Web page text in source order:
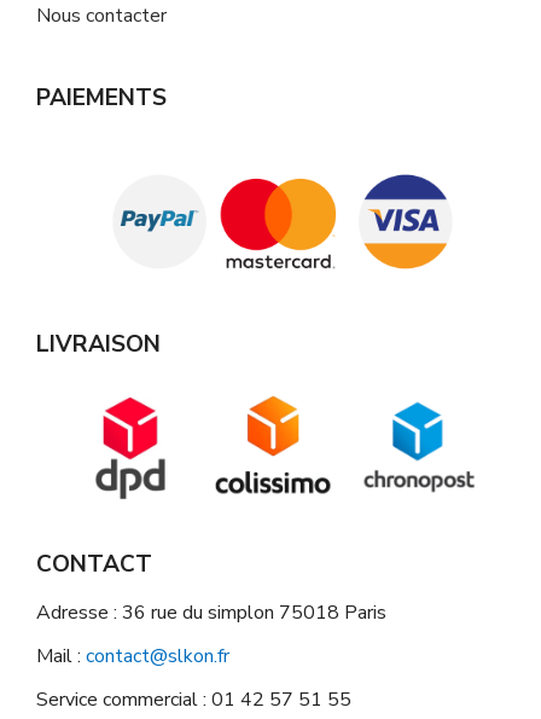
Nous contacter
PAIEMENTS
LIVRAISON
CONTACT
Adresse : 36 rue du simplon 75018 Paris
Mail : contact@slkon.fr
Service commercial : 01 42 57 51 55